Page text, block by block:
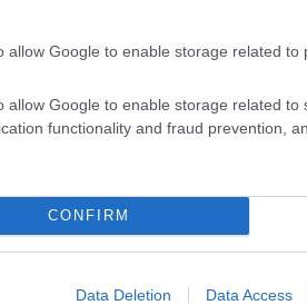
allow Google to enable storage related to
allow Google to enable storage related to
functionality and fraud prevention,
CONFIRM
Data Deletion Data Access
ο πρώην
μετά την απολογία
με την εμπλοκή του στην